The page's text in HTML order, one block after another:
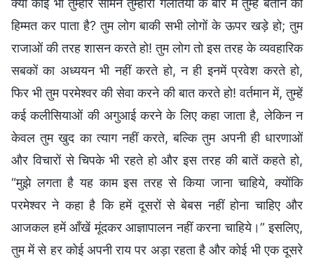
हिम्मत कर पाता है? तुम लोग बाकी सभी लोगों के ऊपर खड़े हो; तुम
राजाओं की तरह शासन करते हो! तुम लोग तो इस तरह के व्यवहारिक
सबकों का अध्ययन भी नहीं करते हो, न ही इनमें प्रवेश करते हो,
फिर भी तुम परमेश्वर की सेवा करने की बात करते हो! वर्तमान में, तुम्हें
कई कलीसियाओं की अगुआई करने के लिए कहा जाता है, लेकिन न
केवल तुम खुद का त्याग नहीं करते, बल्कि तुम अपनी ही धारणाओं
और विचारों से चिपके भी रहते हो और इस तरह की बातें कहते हो,
“मुझे लगता है यह काम इस तरह से किया जाना चाहिये, क्योंकि
परमेश्वर ने कहा है कि हमें दूसरों से बेबस नहीं होना चाहिए और
आजकल हमें आँखें मूंदकर आज्ञापालन नहीं करना चाहिये।” इसलिए,
तुम में से हर कोई अपनी राय पर अड़ा रहता है और कोई भी एक दूसरे